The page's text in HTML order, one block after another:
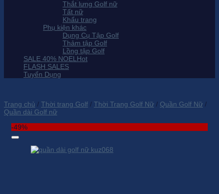
Thắt lưng Golf nữ
Tất nữ
Khẩu trang
Phụ kiện khác
Dụng Cụ Tập Golf
Thảm tập Golf
Lồng tập Golf
SALE 40% NOEL
FLASH SALES
Tuyển Dụng
Trang chủ / Thời trang Golf / Thời Trang Golf Nữ / Quần Golf Nữ /
Quần dài Golf nữ
-49%